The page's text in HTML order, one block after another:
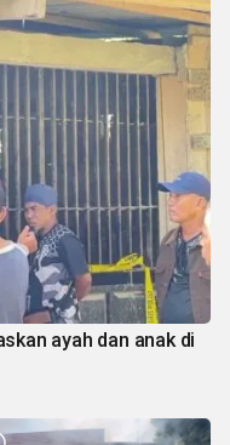
ayah dan anak di